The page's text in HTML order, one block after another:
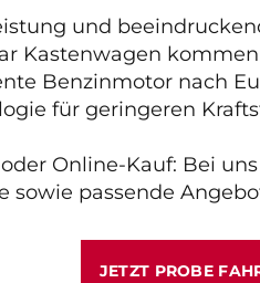
und
Kastenwagen
Benzinmotor nach
für geringeren
Online-Kauf: Bei
sowie passende
JETZT PROBE